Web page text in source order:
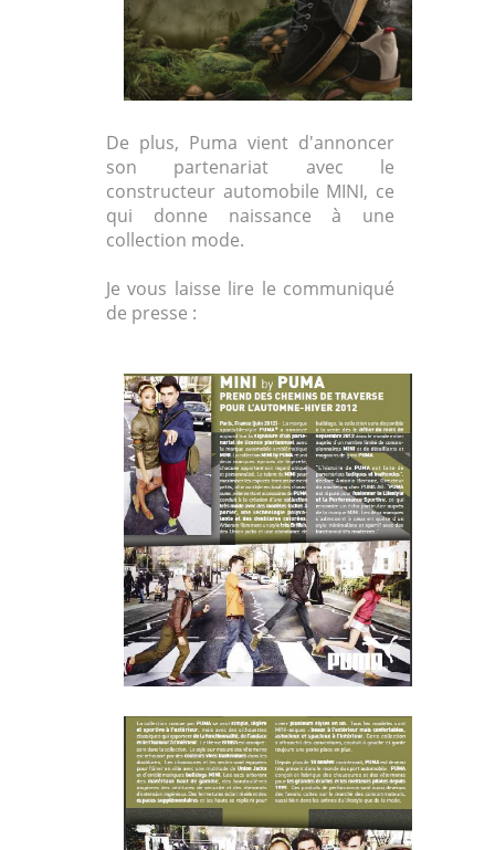
De plus, Puma vient d'annoncer
son partenariat avec le
constructeur automobile MINI, ce
qui donne naissance à une
collection mode.
Je vous laisse lire le communiqué
de presse :